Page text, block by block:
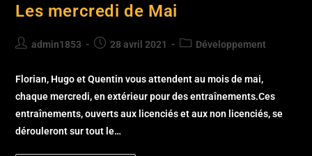
Les mercredi de Mai
admin1853 28 avril 2021 Développement
Florian, Hugo et Quentin vous attendent au mois de mai,
chaque mercredi, en extérieur pour des entraînements.Ces
entraînements, ouverts aux licenciés et aux non licenciés, se
dérouleront sur tout le…